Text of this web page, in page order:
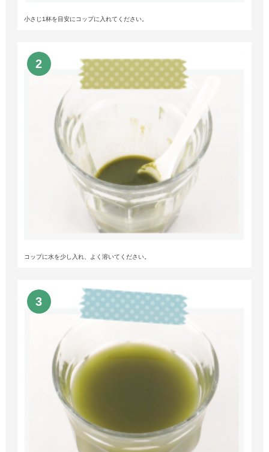
小さじ1杯を目安にコップに入れてください。
コップに水を少し入れ、よく溶いてください。